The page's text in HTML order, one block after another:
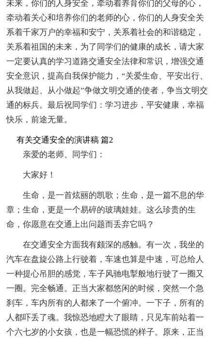
未来，你们的人身安全，牵动着养育你们的父母的心，
牵动着关心和培养你们的老师的心，你们的人身安全关
系着千家万户的幸福和安宁，关系着社会的和谐稳定，
关系着祖国的未来，为了同学们的健康的成长，请大家
一定要认真的学习道路交通安全法律和常识，增强交通
安全意识，提高自我保护能力，“关爱生命、平安出行、
从我做起、从小做起”争做文明交通的使者，争当文明交
通的标兵。最后祝同学们：学习进步，平安健康，幸福
快乐，前途无量。
有关交通安全的演讲稿 篇2
亲爱的老师、同学们：
大家好！
生命，是一首炫丽的凯歌；生命，是一篇不息的华
章；生命，更是一个易碎的玻璃娃娃。这么珍贵的生
命，你愿意在交通上出问题而丢弃它吗？
在交通安全方面我有颇深的感触。有一次，我坐的
汽车在盘旋公路上行驶着，车速也算是中速，可总给人
一种提心吊胆的感觉，车子风驰电掣般地行驶了一圈又
一圈。完全畅通。正当大家都悠闲的时候，突然一个急
刹车，车内所有的人都来了一个俯冲。一下子，所有的
人都吓丢了魂。我惊恐地瞪大了眼睛，只见车前站着一
个六七岁的小女孩，也是一幅恐慌的样子。原来，正当